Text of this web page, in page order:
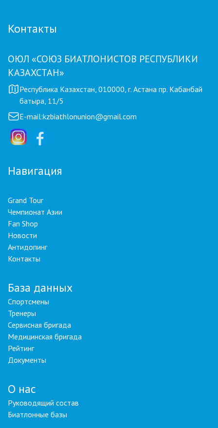
Контакты
ОЮЛ «СОЮЗ БИАТЛОНИСТОВ РЕСПУБЛИКИ
КАЗАХСТАН»
Республика Казахстан, 010000, г. Астана пр. Кабанбай
батыра, 11/5
E-mail:kzbiathlonunion@gmail.com
Навигация
Grand Tour
Чемпионат Азии
Fan Shop
Новости
Антидопинг
Контакты
База данных
Спортсмены
Тренеры
Сервисная бригада
Медицинская бригада
Рейтинг
Документы
О нас
Руководящий состав
Биатлонные базы